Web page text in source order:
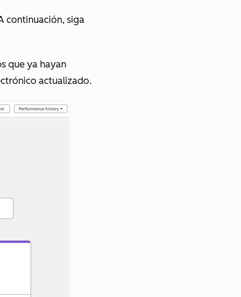
continuación, siga
que ya hayan
actualizado.